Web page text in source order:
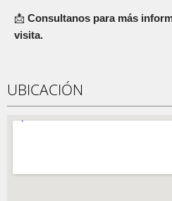
📩 Consultanos para más
visita.
UBICACIÓN